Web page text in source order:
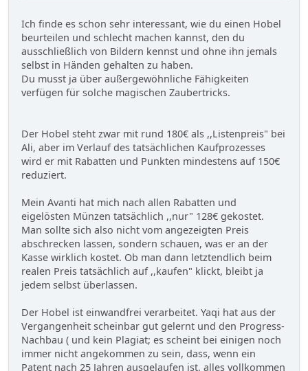
Ich finde es schon sehr interessant, wie du einen Hobel
beurteilen und schlecht machen kannst, den du
ausschließlich von Bildern kennst und ohne ihn jemals
selbst in Händen gehalten zu haben.
Du musst ja über außergewöhnliche Fähigkeiten
verfügen für solche magischen Zaubertricks.
Der Hobel steht zwar mit rund 180€ als ,,Listenpreis" bei
Ali, aber im Verlauf des tatsächlichen Kaufprozesses
wird er mit Rabatten und Punkten mindestens auf 150€
reduziert.
Mein Avanti hat mich nach allen Rabatten und
eigelösten Münzen tatsächlich ,,nur" 128€ gekostet.
Man sollte sich also nicht vom angezeigten Preis
abschrecken lassen, sondern schauen, was er an der
Kasse wirklich kostet. Ob man dann letztendlich beim
realen Preis tatsächlich auf ,,kaufen" klickt, bleibt ja
jedem selbst überlassen.
Der Hobel ist einwandfrei verarbeitet. Yaqi hat aus der
Vergangenheit scheinbar gut gelernt und den Progress-
Nachbau ( und kein Plagiat; es scheint bei einigen noch
immer nicht angekommen zu sein, dass, wenn ein
Patent nach 25 Jahren ausgelaufen ist, alles vollkommen